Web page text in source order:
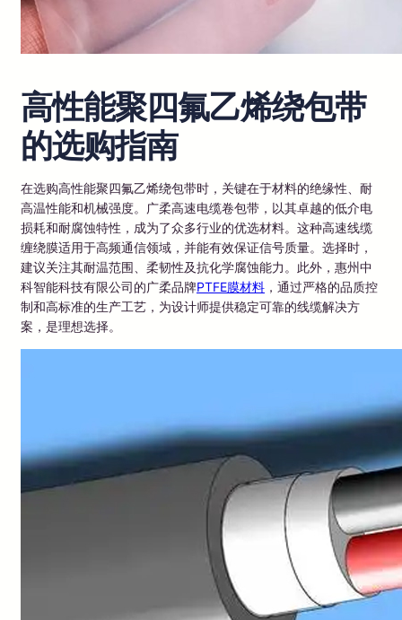
高性能聚四氟乙烯绕包带
的选购指南
在选购高性能聚四氟乙烯绕包带时，关键在于材料的绝缘性、耐
高温性能和机械强度。广柔高速电缆卷包带，以其卓越的低介电
损耗和耐腐蚀特性，成为了众多行业的优选材料。这种高速线缆
缠绕膜适用于高频通信领域，并能有效保证信号质量。选择时，
建议关注其耐温范围、柔韧性及抗化学腐蚀能力。此外，惠州中
科智能科技有限公司的广柔品牌PTFE膜材料 ，通过严格的品质控
制和高标准的生产工艺，为设计师提供稳定可靠的线缆解决方
案，是理想选择。